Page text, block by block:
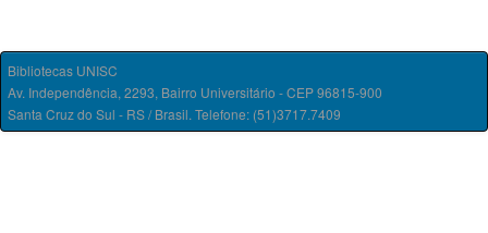
Bibliotecas UNISC
Av. Independência, 2293, Bairro Universitário - CEP 96815-900
Santa Cruz do Sul - RS / Brasil. Telefone: (51)3717.7409